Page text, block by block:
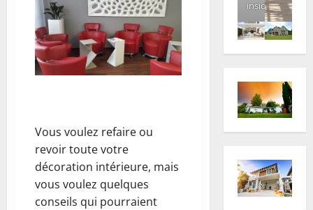
déco
maison,
remettre
au
goût
du
jour
Vous voulez refaire ou
revoir toute votre
décoration intérieure, mais
vous voulez quelques
conseils qui pourraient
inside